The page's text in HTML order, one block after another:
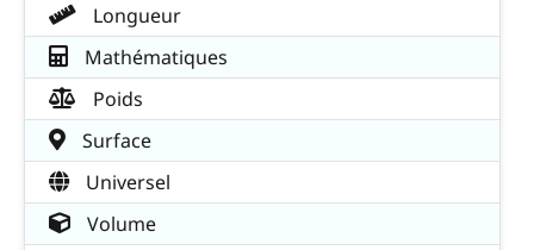
Longueur
Mathématiques
Poids
Surface
Universel
Volume